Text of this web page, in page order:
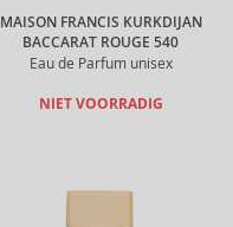
MAISON FRANCIS KURKDIJAN
BACCARAT ROUGE 540
Eau de Parfum unisex
NIET VOORRADIG